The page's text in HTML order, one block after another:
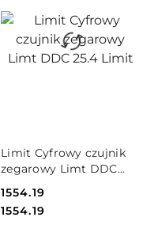
Limit Cyfrowy czujnik
zegarowy Limt DDC
Cena:
1554.19
Cena:
1554.19
DO KOSZYKA